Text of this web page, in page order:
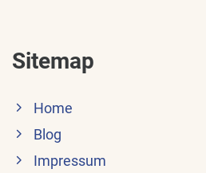
Sitemap
Home
Blog
Impressum